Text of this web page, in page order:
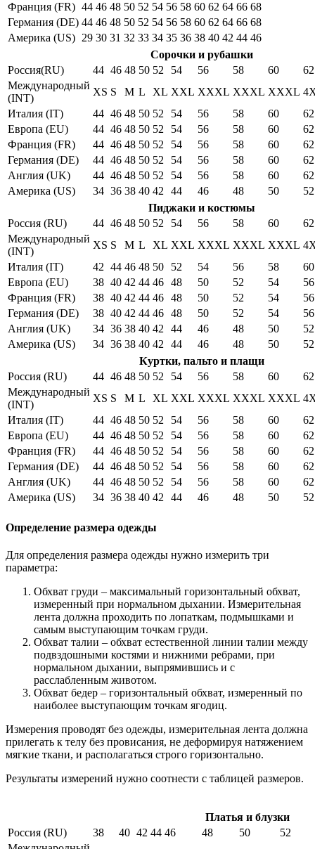
Франция (FR) 44 46 48 50 52 54 56 58 60 62 64 66 68
Германия (DE) 44 46 48 50 52 54 56 58 60 62 64 66 68
Америка (US) 29 30 31 32 33 34 35 36 38 40 42 44 46
Сорочки и рубашки
Россия(RU)
44 46 48 50 52 54 56 58 60
62
Международный
(INT)
XS S M L XL XXL XXXL XXXL XXXL
Италия (IT)
44 46 48 50 52 54 56 58 60
62
Европа (EU)
44 46 48 50 52 54 56 58 60
62
Франция (FR)
44 46 48 50 52 54 56 58 60
62
Германия (DE)
44 46 48 50 52 54 56 58 60
62
Англия (UK)
44 46 48 50 52 54 56 58 60
62
Америка (US)
34 36 38 40 42 44 46 48 50
52
Пиджаки и костюмы
Россия (RU)
44 46 48 50 52 54 56 58 60
62
Международный
(INT)
XS S M L XL XXL XXXL XXXL XXXL
Италия (IT)
42 44 46 48 50 52 54 56 58
60
Европа (EU)
38 40 42 44 46 48 50 52 54
56
Франция (FR)
38 40 42 44 46 48 50 52 54
56
Германия (DE)
38 40 42 44 46 48 50 52 54
56
Англия (UK)
34 36 38 40 42 44 46 48 50
52
Америка (US)
34 36 38 40 42 44 46 48 50
52
Куртки, пальто и плащи
Россия (RU)
44 46 48 50 52 54 56 58 60
62
Международный
(INT)
XS S M L XL XXL XXXL XXXL XXXL
Италия (IT)
44 46 48 50 52 54 56 58 60
62
Европа (EU)
44 46 48 50 52 54 56 58 60
62
Франция (FR)
44 46 48 50 52 54 56 58 60
62
Германия (DE)
44 46 48 50 52 54 56 58 60
62
Англия (UK)
44 46 48 50 52 54 56 58 60
62
Америка (US)
34 36 38 40 42 44 46 48 50 52
Определение размера одежды
Для определения размера одежды нужно измерить три
параметра:
Обхват груди – максимальный горизонтальный обхват,
измеренный при нормальном дыхании. Измерительная
лента должна проходить по лопаткам, подмышками и
самым выступающим точкам груди.
Обхват талии – обхват естественной линии талии между
подвздошными костями и нижними ребрами, при
нормальном дыхании, выпрямившись и с
расслабленным животом.
Обхват бедер – горизонтальный обхват, измеренный по
наиболее выступающим точкам ягодиц.
Измерения проводят без одежды, измерительная лента должна
прилегать к телу без провисания, не деформируя натяжением
мягкие ткани, и располагаться строго горизонтально.
Результаты измерений нужно соотнести с таблицей размеров.
Платья и блузки
Россия (RU)
38 40 42 44 46 48 50
52